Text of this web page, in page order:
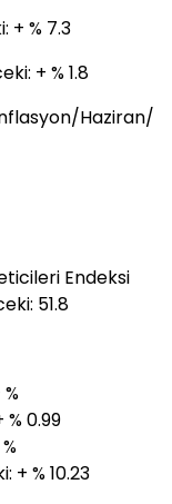
+ % 7.3
+ % 1.8
Haziran/
Endeksi
51.8
0.99
+ % 10.23